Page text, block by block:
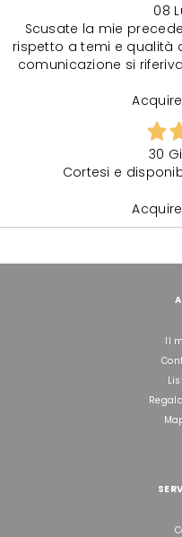
08
Scusate la mie
rispetto a temi e qualità
comunicazione si
30
Cortesi e
Il